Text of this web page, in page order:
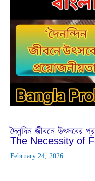
দৈনন্দিন জীবনে উৎসবের
The Necessity of
February 24, 2026